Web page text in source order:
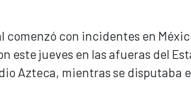
con incidentes en
este jueves en las afueras del
Azteca, mientras se disputaba